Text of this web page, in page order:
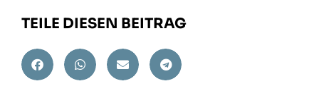
TEILE DIESEN BEITRAG